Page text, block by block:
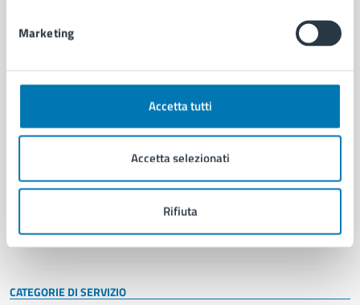
Marketing
Accetta tutti
Accetta selezionati
Rifiuta
Aree amministrative
Uffici
Politici
Intranet, posta aziendale e protocollo
CATEGORIE DI SERVIZIO